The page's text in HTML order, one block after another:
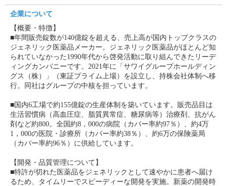
企業について
【概要・特徴】
■年間販売錠数が140億錠を超える、売上高が国内トップクラスの
ジェネリック医薬品メーカー。ジェネリック医薬品がほとんど知
られていなかった1990年代から啓発活動に取り組んできたリーデ
ィングカンパニーです。2021年に「サワイグループホールディン
グス（株）」（東証プライム上場）を設立し、持株会社体制へ移
行。同社はグループの中核を担っています。
■国内6工場で約155億錠の生産体制を築いています。販売品目は
生活習慣病（高血圧症、脂質異常症、糖尿病等）治療剤、抗がん
剤など約800。全国約8，000の病院（カバー率約97％）、約4万
1，000の医院・診療所（カバー率約38％）、約6万の保険薬局
（カバー率約96％）に供給しています。
【開発・品質管理について】
■特許が切れた医薬品をジェネリックとして速やかに患者へ届け
るため、タイムリーでスピーディーな開発を実施。新薬の開発時